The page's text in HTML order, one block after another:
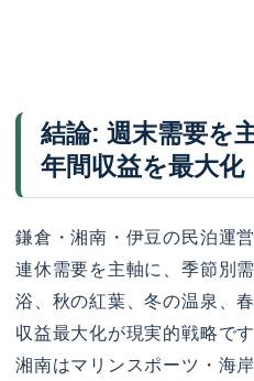
結論: 週末需要を
年間収益を最大化
鎌倉・湘南・伊豆の民泊運
連休需要を主軸に、季節別
浴、秋の紅葉、冬の温泉、
収益最大化が現実的戦略で
湘南はマリンスポーツ・海